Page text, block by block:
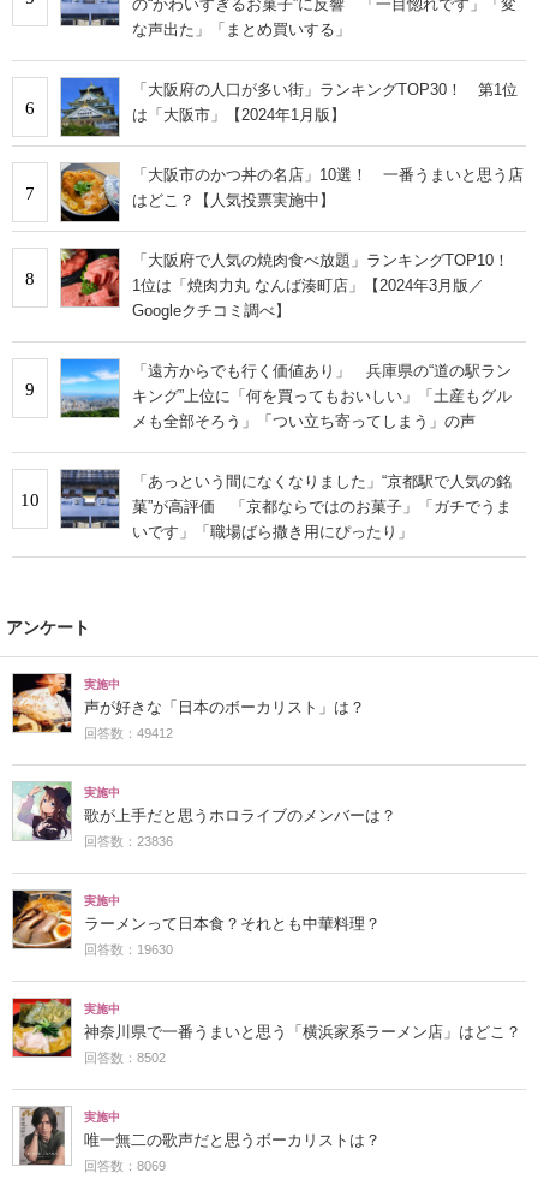
の“かわいすぎるお菓子”に反響 「一目惚れです」「変
な声出た」「まとめ買いする」
6
「大阪府の人口が多い街」ランキングTOP30！ 第1位
は「大阪市」【2024年1月版】
7
「大阪市のかつ丼の名店」10選！ 一番うまいと思う店
はどこ？【人気投票実施中】
8
「大阪府で人気の焼肉食べ放題」ランキングTOP10！
1位は「焼肉力丸 なんば湊町店」【2024年3月版／
Googleクチコミ調べ】
9
「遠方からでも行く価値あり」 兵庫県の“道の駅ラン
キング”上位に「何を買ってもおいしい」「土産もグル
メも全部そろう」「つい立ち寄ってしまう」の声
10
「あっという間になくなりました」“京都駅で人気の銘
菓”が高評価 「京都ならではのお菓子」「ガチでうま
いです」「職場ばら撒き用にぴったり」
アンケート
実施中
声が好きな「日本のボーカリスト」は？
回答数：49412
実施中
歌が上手だと思うホロライブのメンバーは？
回答数：23836
実施中
ラーメンって日本食？それとも中華料理？
回答数：19630
実施中
神奈川県で一番うまいと思う「横浜家系ラーメン店」はどこ？
回答数：8502
実施中
唯一無二の歌声だと思うボーカリストは？
回答数：8069